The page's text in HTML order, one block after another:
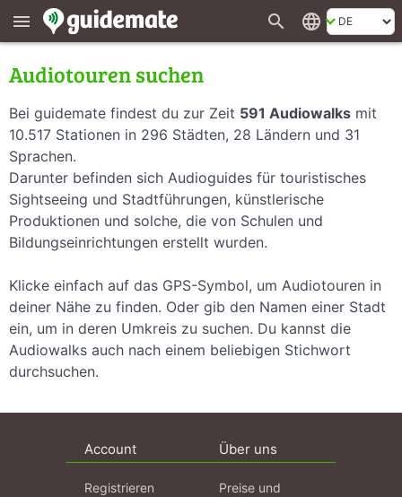
menu search language
Audiotouren suchen
Bei guidemate findest du zur Zeit 591 Audiowalks mit
10.517 Stationen in 296 Städten, 28 Ländern und 31
Sprachen.
Darunter befinden sich Audioguides für touristisches
Sightseeing und Stadtführungen, künstlerische
Produktionen und solche, die von Schulen und
Bildungseinrichtungen erstellt wurden.
Klicke einfach auf das GPS-Symbol, um Audiotouren in
deiner Nähe zu finden. Oder gib den Namen einer Stadt
ein, um in deren Umkreis zu suchen. Du kannst die
Audiowalks auch nach einem beliebigen Stichwort
durchsuchen.
Account
Registrieren
Über uns
Preise und